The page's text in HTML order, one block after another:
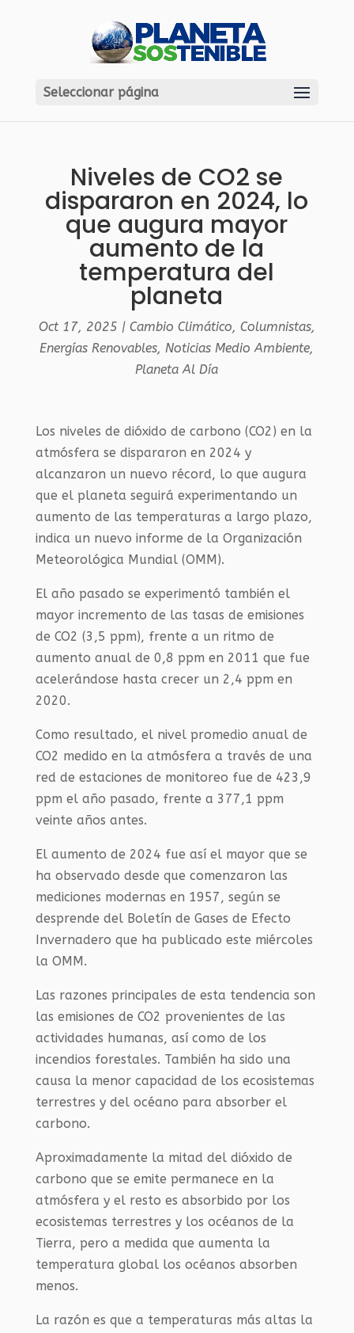
Seleccionar página
Niveles de CO2 se
dispararon en 2024, lo
que augura mayor
aumento de la
temperatura del
planeta
Oct 17, 2025 | Cambio Climático, Columnistas,
Energías Renovables,Noticias Medio Ambiente,
Planeta Al Día
Los niveles de dióxido de carbono (CO2) en la
atmósfera se dispararon en 2024 y
alcanzaron un nuevo récord, lo que augura
que el planeta seguirá experimentando un
aumento de las temperaturas a largo plazo,
indica un nuevo informe de la Organización
Meteorológica Mundial (OMM).
El año pasado se experimentó también el
mayor incremento de las tasas de emisiones
de CO2 (3,5 ppm), frente a un ritmo de
aumento anual de 0,8 ppm en 2011 que fue
acelerándose hasta crecer un 2,4 ppm en
2020.
Como resultado, el nivel promedio anual de
CO2 medido en la atmósfera a través de una
red de estaciones de monitoreo fue de 423,9
ppm el año pasado, frente a 377,1 ppm
veinte años antes.
El aumento de 2024 fue así el mayor que se
ha observado desde que comenzaron las
mediciones modernas en 1957, según se
desprende del Boletín de Gases de Efecto
Invernadero que ha publicado este miércoles
la OMM.
Las razones principales de esta tendencia son
las emisiones de CO2 provenientes de las
actividades humanas, así como de los
incendios forestales. También ha sido una
causa la menor capacidad de los ecosistemas
terrestres y del océano para absorber el
carbono.
Aproximadamente la mitad del dióxido de
carbono que se emite permanece en la
atmósfera y el resto es absorbido por los
ecosistemas terrestres y los océanos de la
Tierra, pero a medida que aumenta la
temperatura global los océanos absorben
menos.
La razón es que a temperaturas más altas la